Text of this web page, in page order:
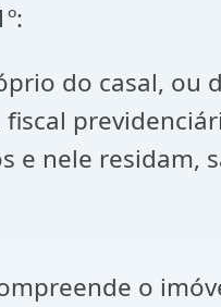
do casal,
e nele residam,
o